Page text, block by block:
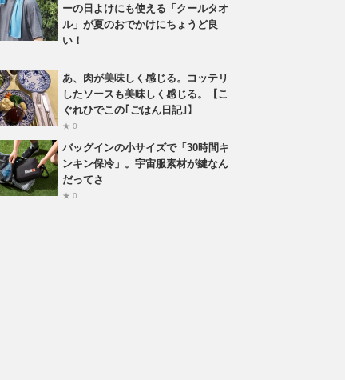
ーの日よけにも使える「クールタオ
ル」が夏のおでかけにちょうど良
い！
あ、肉が美味しく感じる。コッテリ
したソースも美味しく感じる。【こ
ぐれひでこの｢ごはん日記｣】
★ 0
バッグインの小サイズで「30時間キ
ンキン保冷」。宇宙服素材が鍵なん
だってさ
★ 0